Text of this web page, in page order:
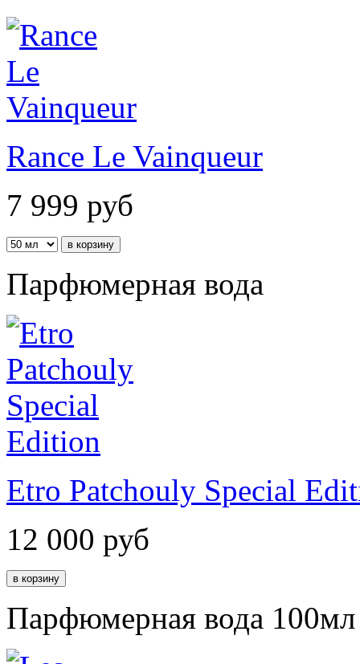
Rance Le Vainqueur
7 999 руб
Парфюмерная вода
Etro Patchouly Special
12 000 руб
Парфюмерная вода 100мл